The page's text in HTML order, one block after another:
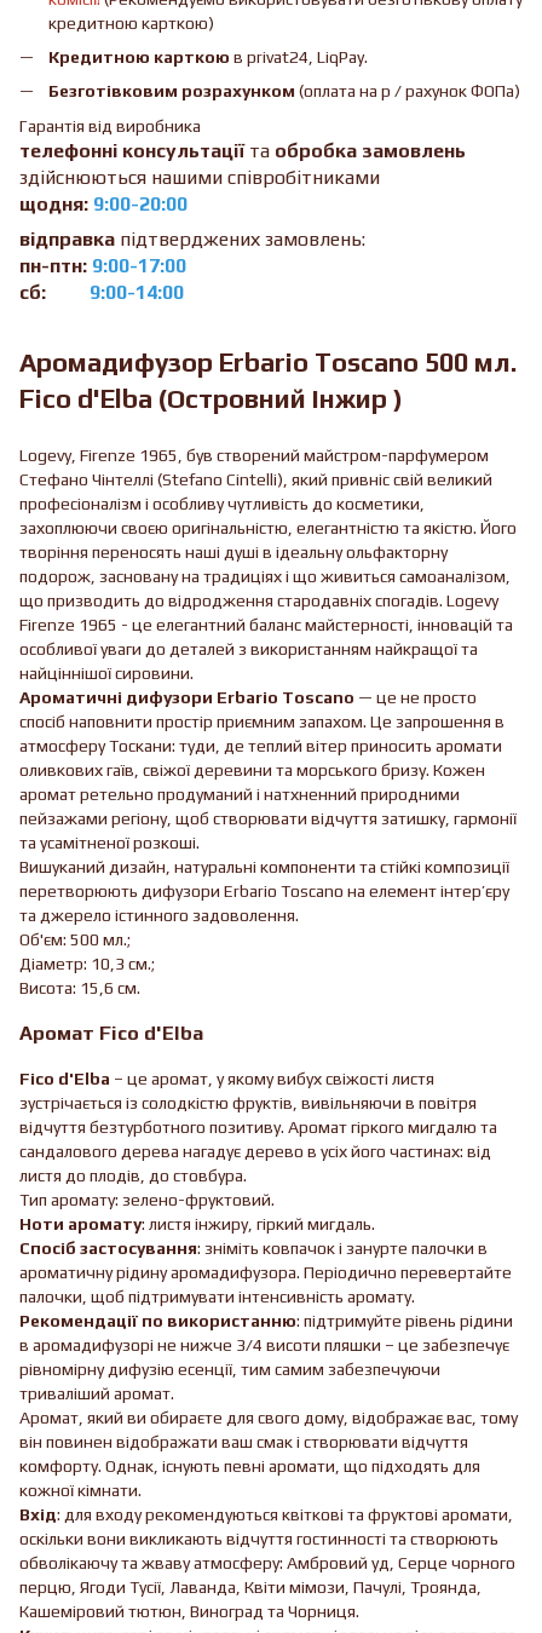
кредитною карткою)
Кредитною карткою в privat24, LiqPay.
Безготівковим розрахунком (оплата на р / рахунок ФОПа)
Гарантія від виробника
телефонні консультації та обробка замовлень
здійснюються нашими співробітниками
щодня: 9:00-20:00
відправка підтверджених замовлень:
пн-птн: 9:00-17:00
сб:
9:00-14:00
Аромадифузор Erbario Toscano 500 мл.
Fico d'Elba (Островний Інжир )
Logevy, Firenze 1965, був створений майстром-парфумером
Стефано Чінтеллі (Stefano Cintelli), який привніс свій великий
професіоналізм і особливу чутливість до косметики,
захоплюючи своєю оригінальністю, елегантністю та якістю. Його
творіння переносять наші душі в ідеальну ольфакторну
подорож, засновану на традиціях і що живиться самоаналізом,
що призводить до відродження стародавніх спогадів. Logevy
Firenze 1965 - це елегантний баланс майстерності, інновацій та
особливої уваги до деталей з використанням найкращої та
найціннішої сировини.
Ароматичні дифузори Erbario Toscano — це не просто
спосіб наповнити простір приємним запахом. Це запрошення в
атмосферу Тоскани: туди, де теплий вітер приносить аромати
оливкових гаїв, свіжої деревини та морського бризу. Кожен
аромат ретельно продуманий і натхненний природними
пейзажами регіону, щоб створювати відчуття затишку, гармонії
та усамітненої розкоші.
Вишуканий дизайн, натуральні компоненти та стійкі композиції
перетворюють дифузори Erbario Toscano на елемент інтер’єру
та джерело істинного задоволення.
Об'єм: 500 мл.;
Діаметр: 10,3 см.;
Висота: 15,6 см.
Аромат Fico d'Elba
Fico d'Elba – це аромат, у якому вибух свіжості листя
зустрічається із солодкістю фруктів, вивільняючи в повітря
відчуття безтурботного позитиву. Аромат гіркого мигдалю та
сандалового дерева нагадує дерево в усіх його частинах: від
листя до плодів, до стовбура.
Тип аромату: зелено-фруктовий.
Ноти аромату: листя інжиру, гіркий мигдаль.
Спосіб застосування: зніміть ковпачок і занурте палочки в
ароматичну рідину аромадифузора. Періодично перевертайте
палочки, щоб підтримувати інтенсивність аромату.
Рекомендації по використанню: підтримуйте рівень рідини
в аромадифузорі не нижче 3/4 висоти пляшки – це забезпечує
рівномірну дифузію есенції, тим самим забезпечуючи
триваліший аромат.
Аромат, який ви обираєте для свого дому, відображає вас, тому
він повинен відображати ваш смак і створювати відчуття
комфорту. Однак, існують певні аромати, що підходять для
кожної кімнати.
Вхід: для входу рекомендуються квіткові та фруктові аромати,
оскільки вони викликають відчуття гостинності та створюють
обволікаючу та жваву атмосферу: Амбровий уд, Серце чорного
перцю, Ягоди Тусії, Лаванда, Квіти мімози, Пачулі, Троянда,
Кашеміровий тютюн, Виноград та Чорниця.